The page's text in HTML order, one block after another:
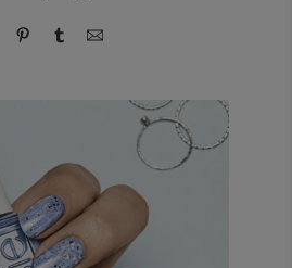
share via facebook
share via pinterest
share via tumblr